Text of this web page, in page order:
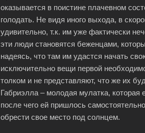
оказывается в поистине плачевном
голодать. Не видя иного выхода, в
удивительно, т.к. им уже фактически
эти люди становятся беженцами,
надеясь, что там им удастся начать
исключительно вещи первой
толком и не представляют, что же их
Габриэлла – молодая мулатка, которая
после чего ей пришлось
обрести свое место под солнцем.